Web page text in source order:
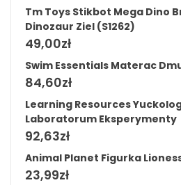
Tm Toys Stikbot Mega Dino
Dinozaur Ziel (S1262)
49,00zł
Swim Essentials Materac
84,60zł
Learning Resources
Laboratorum Eksperymenty
92,63zł
Animal Planet Figurka
23,99zł